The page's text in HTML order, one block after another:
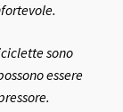
sono
essere